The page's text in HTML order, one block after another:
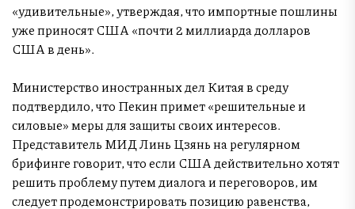
«удивительные», утверждая, что импортные пошлины
уже приносят США «почти 2 миллиарда долларов
США в день».
Министерство иностранных дел Китая в среду
подтвердило, что Пекин примет «решительные и
силовые» меры для защиты своих интересов.
Представитель МИД Линь Цзянь на регулярном
брифинге говорит, что если США действительно хотят
решить проблему путем диалога и переговоров, им
следует продемонстрировать позицию равенства,